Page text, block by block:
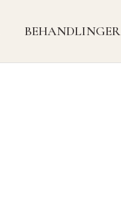
BEHANDLINGER